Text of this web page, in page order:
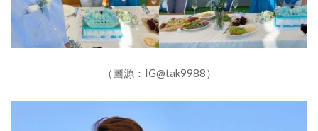
（圖源：IG@tak9988）